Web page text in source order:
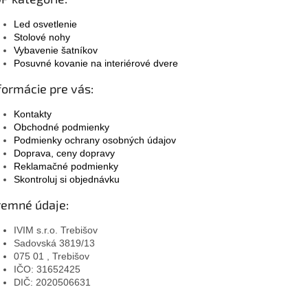
Led osvetlenie
Stolové nohy
Vybavenie šatníkov
Posuvné kovanie na interiérové dvere
pre vás:
Kontakty
Obchodné podmienky
Podmienky ochrany osobných údajov
Doprava, ceny dopravy
Reklamačné podmienky
Skontroluj si objednávku
údaje:
IVIM s.r.o. Trebišov
Sadovská 3819/13
075 01 , Trebišov
IČO: 31652425
DIČ: 2020506631